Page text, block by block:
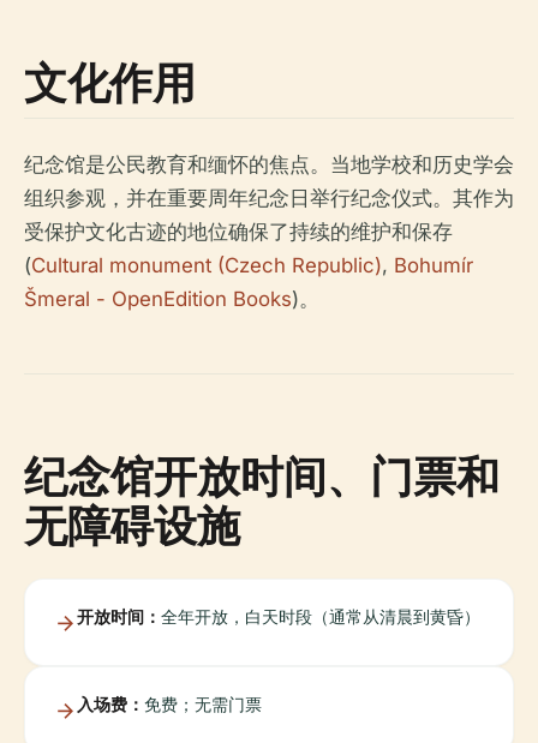
文化作用
纪念馆是公民教育和缅怀的焦点。当地学校和历史学会
组织参观，并在重要周年纪念日举行纪念仪式。其作为
受保护文化古迹的地位确保了持续的维护和保存
(Cultural monument (Czech Republic), Bohumír
Šmeral - OpenEdition Books)。
纪念馆开放时间、门票和
无障碍设施
开放时间： 全年开放，白天时段（通常从清晨到黄昏）
入场费： 免费；无需门票